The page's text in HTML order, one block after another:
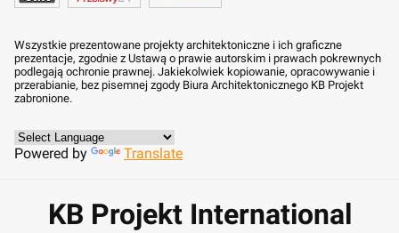
Wszystkie prezentowane projekty architektoniczne i ich graficzne
prezentacje, zgodnie z Ustawą o prawie autorskim i prawach pokrewnych
podlegają ochronie prawnej. Jakiekolwiek kopiowanie, opracowywanie i
przerabianie, bez pisemnej zgody Biura Architektonicznego KB Projekt
zabronione.
Powered by Translate
KB Projekt International